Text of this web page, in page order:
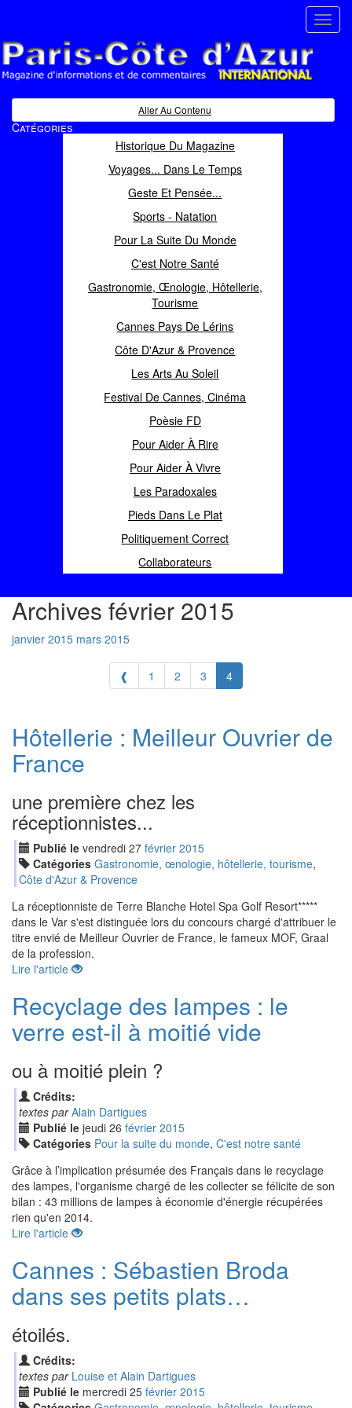
Magazine d'informations et de commentaires
Aller Au Contenu
Catégories
Historique Du Magazine
Voyages... Dans Le Temps
Geste Et Pensée...
Sports - Natation
Pour La Suite Du Monde
C'est Notre Santé
Gastronomie, Œnologie, Hôtellerie,
Tourisme
Cannes Pays De Lérins
Côte D'Azur & Provence
Les Arts Au Soleil
Festival De Cannes, Cinéma
Poèsie FD
Pour Aider À Rire
Pour Aider À Vivre
Les Paradoxales
Pieds Dans Le Plat
Politiquement Correct
Collaborateurs
Archives février 2015
janvier 2015 mars 2015
❰ 1 2 3 4
Hôtellerie : Meilleur Ouvrier de
France
une première chez les
réceptionnistes...
Publié le vendredi 27 février 2015
Catégories Gastronomie, œnologie, hôtellerie, tourisme,
Côte d'Azur & Provence
La réceptionniste de Terre Blanche Hotel Spa Golf Resort*****
dans le Var s'est distinguée lors du concours chargé d'attribuer le
titre envié de Meilleur Ouvrier de France, le fameux MOF, Graal
de la profession.
Lire l'article
Recyclage des lampes : le
verre est-il à moitié vide
ou à moitié plein ?
Crédits:
textes par Alain Dartigues
Publié le jeudi 26 février 2015
Catégories Pour la suite du monde, C'est notre santé
Grâce à l’implication présumée des Français dans le recyclage
des lampes, l'organisme chargé de les collecter se félicite de son
bilan : 43 millions de lampes à économie d'énergie récupérées
rien qu'en 2014.
Lire l'article
Cannes : Sébastien Broda
dans ses petits plats…
étoilés.
Crédits:
textes par Louise et Alain Dartigues
Publié le mercredi 25 février 2015